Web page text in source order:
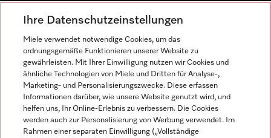
Miele auf Instagram
Miele auf Facebook
Miele auf Youtube
Ihre Datenschutzeinstellungen
Miele verwendet notwendige Cookies, um das
ordnungsgemäße Funktionieren unserer Website zu
gewährleisten. Mit Ihrer Einwilligung nutzen wir Cookies und
ähnliche Technologien von Miele und Dritten für Analyse-,
Marketing- und Personalisierungszwecke. Diese erfassen
Informationen darüber, wie unsere Website genutzt wird, und
helfen uns, Ihr Online-Erlebnis zu verbessern. Die Cookies
werden auch zur Personalisierung von Werbung verwendet. Im
Rahmen einer separaten Einwilligung („Vollständige